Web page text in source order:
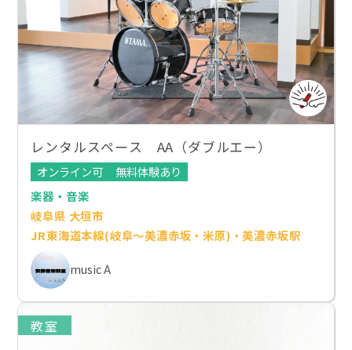
レンタルスペース AA（ダブルエー）
オンライン可
無料体験あり
楽器・音楽
岐阜県 大垣市
JR東海道本線(岐阜～美濃赤坂・米原)・美濃赤坂駅
music A
教室